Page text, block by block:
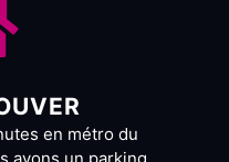
en métro du